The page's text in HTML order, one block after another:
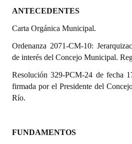
Constitución Nacional
Constitución Provincial
Carta Orgánica 2007
Reglamento Interno
DOCUMENTOS
ANTECEDENTES
Carta Orgánica Municipal.
Ordenanza 2071-CM-10:
de interés del Concejo Municipal.
Resolución 329-PCM-24 de fecha
firmada por el Presidente del
Río.
FUNDAMENTOS